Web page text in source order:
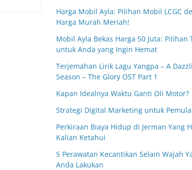
Harga Mobil Ayla: Pilihan Mobil LCGC
Harga Murah Meriah!
Mobil Ayla Bekas Harga 50 Juta: Pilihan
untuk Anda yang Ingin Hemat
Terjemahan Lirik Lagu Yangpa – A
Season – The Glory OST Part 1
Kapan Idealnya Waktu Ganti Oli Motor?
Strategi Digital Marketing untuk Pemula
Perkiraan Biaya Hidup di Jerman Yang
Kalian Ketahui
5 Perawatan Kecantikan Selain Wajah
Anda Lakukan